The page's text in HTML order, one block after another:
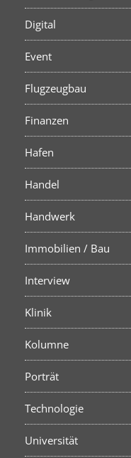
Digital
Event
Flugzeugbau
Finanzen
Hafen
Handel
Handwerk
Immobilien / Bau
Interview
Klinik
Kolumne
Porträt
Technologie
Universität